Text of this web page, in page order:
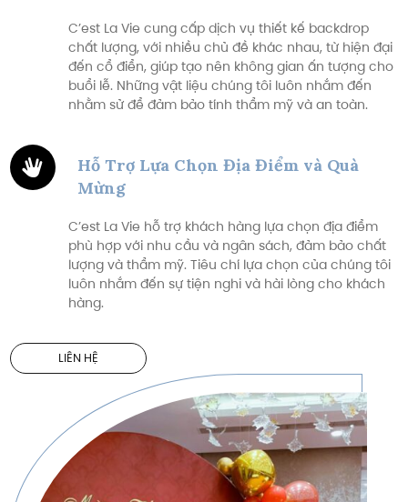
C’est La Vie cung cấp dịch vụ thiết kế backdrop
chất lượng, với nhiều chủ đề khác nhau, từ hiện đại
đến cổ điển, giúp tạo nên không gian ấn tượng cho
buổi lễ. Những vật liệu chúng tôi luôn nhắm đến
nhằm sử để đảm bảo tính thẩm mỹ và an toàn.
Hỗ Trợ Lựa Chọn Địa Điểm và Quà
Mừng
C’est La Vie hỗ trợ khách hàng lựa chọn địa điểm
phù hợp với nhu cầu và ngân sách, đảm bảo chất
lượng và thẩm mỹ. Tiêu chí lựa chọn của chúng tôi
luôn nhắm đến sự tiện nghi và hài lòng cho khách
hàng.
LIÊN HỆ